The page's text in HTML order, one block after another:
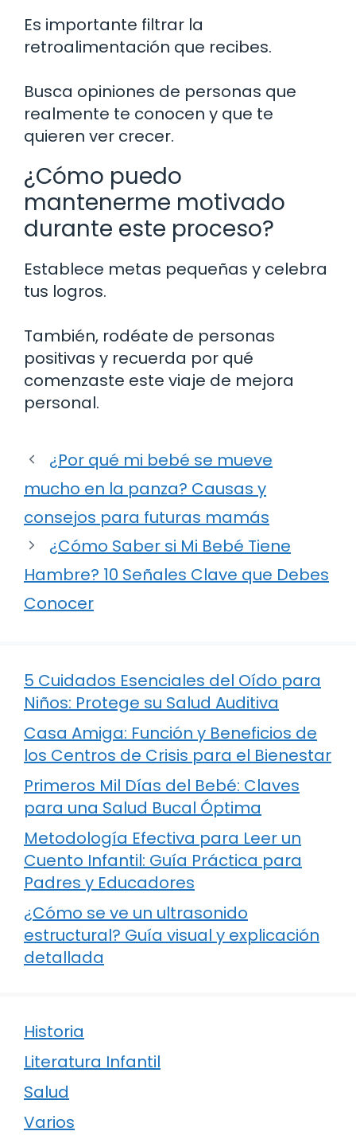
Es importante filtrar la
retroalimentación que recibes.
Busca opiniones de personas que
realmente te conocen y que te
quieren ver crecer.
¿Cómo puedo
mantenerme motivado
durante este proceso?
Establece metas pequeñas y celebra
tus logros.
También, rodéate de personas
positivas y recuerda por qué
comenzaste este viaje de mejora
personal.
¿Por qué mi bebé se mueve
mucho en la panza? Causas y
consejos para futuras mamás
¿Cómo Saber si Mi Bebé Tiene
Hambre? 10 Señales Clave que Debes
Conocer
5 Cuidados Esenciales del Oído para
Niños: Protege su Salud Auditiva
Casa Amiga: Función y Beneficios de
los Centros de Crisis para el Bienestar
Primeros Mil Días del Bebé: Claves
para una Salud Bucal Óptima
Metodología Efectiva para Leer un
Cuento Infantil: Guía Práctica para
Padres y Educadores
¿Cómo se ve un ultrasonido
estructural? Guía visual y explicación
detallada
Historia
Literatura Infantil
Salud
Varios